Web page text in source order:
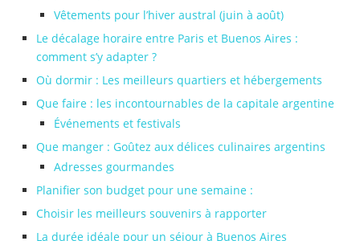
Vêtements pour l’hiver austral (juin à août)
Le décalage horaire entre Paris et Buenos Aires :
comment s’y adapter ?
Où dormir : Les meilleurs quartiers et hébergements
Que faire : les incontournables de la capitale argentine
Événements et festivals
Que manger : Goûtez aux délices culinaires argentins
Adresses gourmandes
Planifier son budget pour une semaine :
Choisir les meilleurs souvenirs à rapporter
La durée idéale pour un séjour à Buenos Aires